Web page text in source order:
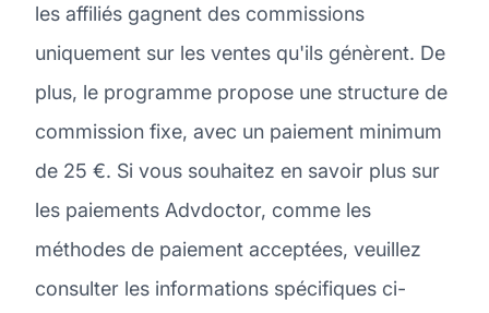
les affiliés gagnent des commissions
uniquement sur les ventes qu'ils génèrent. De
plus, le programme propose une structure de
commission fixe, avec un paiement minimum
de 25 €. Si vous souhaitez en savoir plus sur
les paiements Advdoctor, comme les
méthodes de paiement acceptées, veuillez
consulter les informations spécifiques ci-